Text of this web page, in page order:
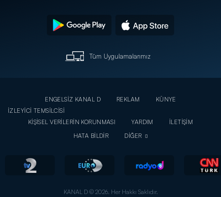
Tüm Uygulamalarımız
ENGELSİZ KANAL D REKLAM
KÜNYE
İZLEYİCİ TEMSİLCİSİ
KİŞİSEL VERİLERİN KORUNMASI
YARDIM
İLETİŞİM
HATA BİLDİR
DİĞER
KANAL D © 2026. Her Hakkı Saklıdır.